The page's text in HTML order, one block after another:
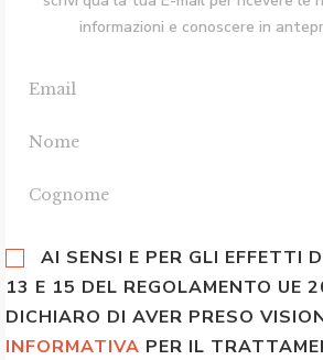
informazioni e conoscere in
AI SENSI E PER GLI EFFETTI
13 E 15 DEL REGOLAMENTO UE
DICHIARO DI AVER PRESO
INFORMATIVA PER IL